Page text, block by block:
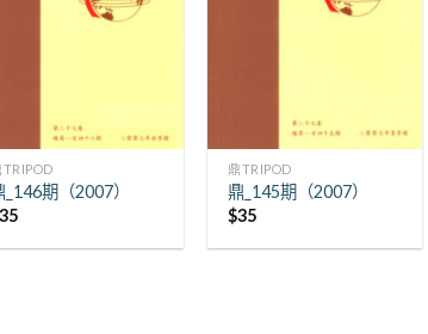
TRIPOD
_146期（2007）
35
鼎TRIPOD
鼎_145期（2007）
$35